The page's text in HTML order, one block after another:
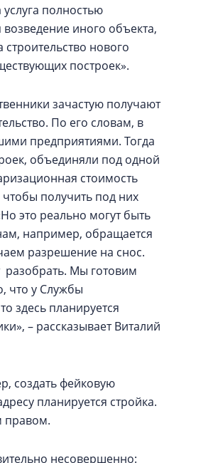
полностью
иного объекта,
нового
построек».
зачастую получают
По его словам, в
предприятиями. Тогда
объединяли под одной
стоимость
получить под них
это реально могут быть
например, обращается
разрешение на снос.
разобрать. Мы готовим
что у Службы
здесь планируется
– рассказывает Виталий
создать фейковую
планируется стройка.
правом.
несовершенно: